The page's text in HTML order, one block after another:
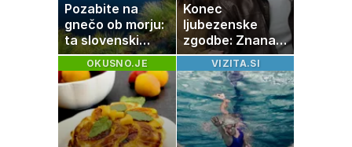
Pozabite na
gnečo ob morju:
ta slovenski
kotiček je pravi
raj za družine
Konec
ljubezenske
zgodbe: Znana
Slovenka
potrdila razhod
z dolgoletnim
partnerjem
OKUSNO.JE VIZITA.SI